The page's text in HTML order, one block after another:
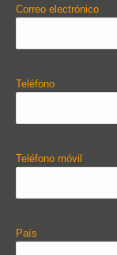
Correo electrónico
Teléfono
Teléfono móvil
País